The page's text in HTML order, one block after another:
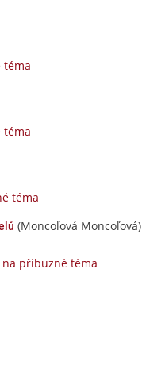
téma
téma
téma
(Moncoľová Moncoľová)
na příbuzné téma